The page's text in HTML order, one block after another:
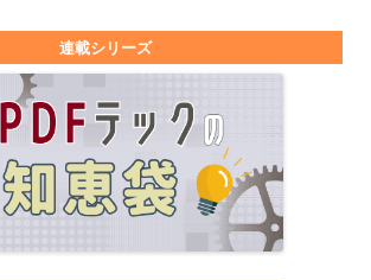
連載シリーズ